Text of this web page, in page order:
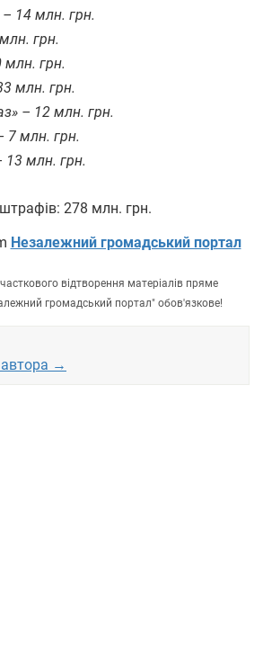
– 14 млн. грн.
грн.
млн. грн.
млн. грн.
– 12 млн. грн.
7 млн. грн.
13 млн. грн.
278 млн. грн.
Незалежний громадський портал
відтворення матеріалів пряме
громадський портал" обов'язкове!
автора →